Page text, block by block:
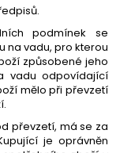
podmínek se
na vadu, pro kterou
způsobené jeho
vadu odpovídající
mělo při převzetí
převzetí, má se za
je oprávněn